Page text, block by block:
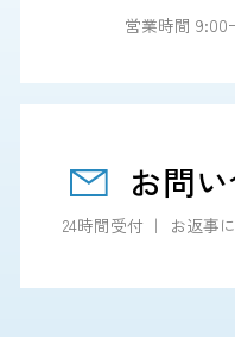
営業時間 9:00
お問
24時間受付 ｜ お返事